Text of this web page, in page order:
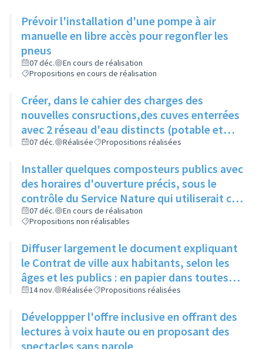
Prévoir l'installation d'une pompe à air
manuelle en libre accès pour regonfler les
pneus
07 déc.
En cours de réalisation
Propositions en cours de réalisation
Créer, dans le cahier des charges des
nouvelles consructions,des cuves enterrées
avec 2 réseau d'eau distincts (potable et
non potable)
07 déc. Réalisée Propositions réalisées
Installer quelques composteurs publics avec
des horaires d'ouverture précis, sous le
contrôle du Service Nature qui utiliserait ce
compost pour l'entretien des espaces verts
de la ville
07 déc.
En cours de réalisation
Propositions non réalisables
Diffuser largement le document expliquant
le Contrat de ville aux habitants, selon les
âges et les publics : en papier dans toutes
les structures accueillant du public
14 nov. Réalisée Propositions réalisées
Développper l'offre inclusive en offrant des
lectures à voix haute ou en proposant des
spectacles sans parole